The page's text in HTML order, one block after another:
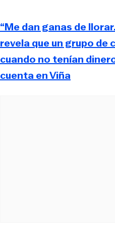
“Me dan ganas de
revela que un grupo de
cuando no tenían
cuenta en Viña